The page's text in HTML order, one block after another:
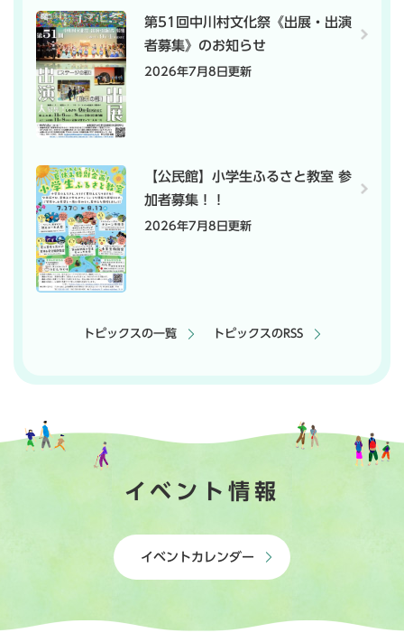
第51回中川村文化祭《出展・出演
者募集》のお知らせ
2026年7月8日更新
【公民館】小学生ふるさと教室 参
加者募集！！
2026年7月8日更新
トピックスの一覧 トピックスのRSS
イベント情報
イベントカレンダー